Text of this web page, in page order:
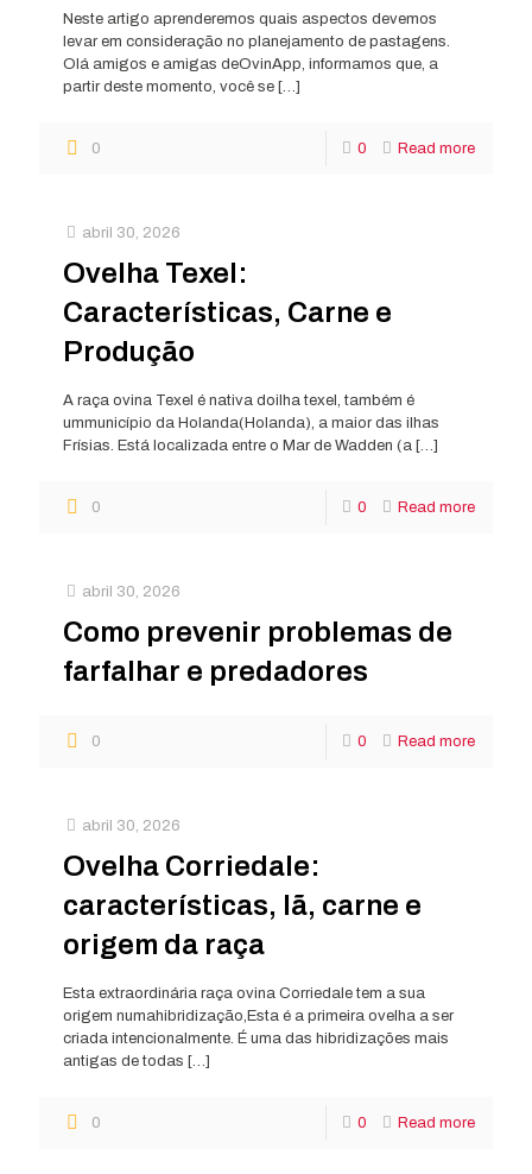
Neste artigo aprenderemos quais aspectos devemos
levar em consideração no planejamento de pastagens.
Olá amigos e amigas deOvinApp, informamos que, a
partir deste momento, você se […]
0 0 Read more
abril 30, 2026
Ovelha Texel:
Características, Carne e
Produção
A raça ovina Texel é nativa doilha texel, também é
ummunicípio da Holanda(Holanda), a maior das ilhas
Frísias. Está localizada entre o Mar de Wadden (a […]
0 0 Read more
abril 30, 2026
Como prevenir problemas de
farfalhar e predadores
0 0 Read more
abril 30, 2026
Ovelha Corriedale:
características, lã, carne e
origem da raça
Esta extraordinária raça ovina Corriedale tem a sua
origem numahibridização,Esta é a primeira ovelha a ser
criada intencionalmente. É uma das hibridizações mais
antigas de todas […]
0 0 Read more